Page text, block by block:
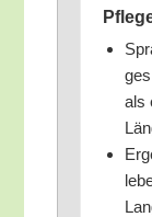
als